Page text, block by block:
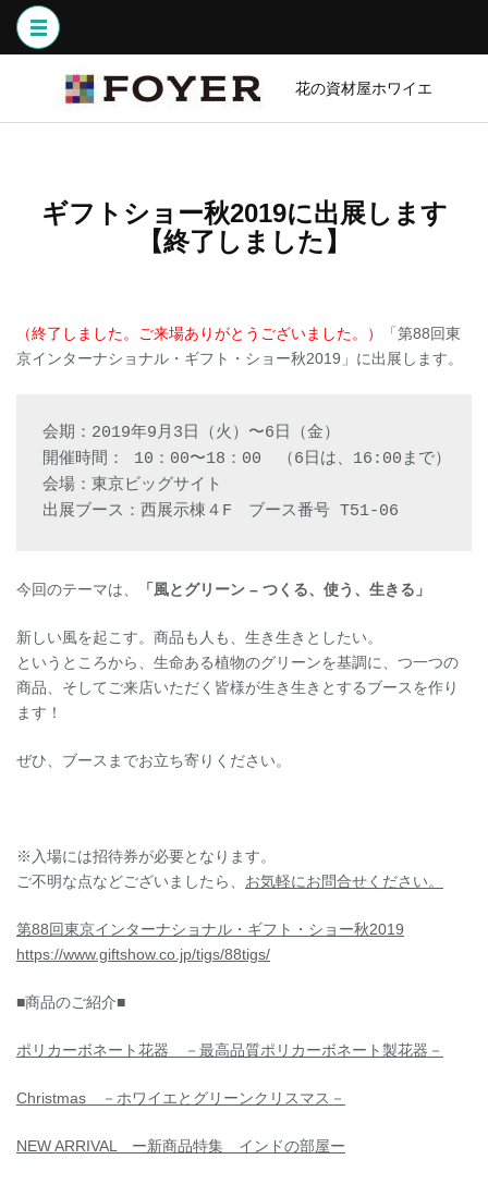
花の資材屋ホワイエ
ギフトショー秋2019に出展します
【終了しました】
（終了しました。ご来場ありがとうございました。）
「第88回東
京インターナショナル・ギフト・ショー秋2019」に出展します。
会期：2019年9月3日（火）〜6日（金）
開催時間： 10：00〜18：00　（6日は、16:00まで）
会場：東京ビッグサイト
出展ブース：西展示棟４F　ブース番号 T51-06
今回のテーマは、 「風とグリーン – つくる、使う、生きる」
新しい風を起こす。商品も人も、生き生きとしたい。
というところから、生命ある植物のグリーンを基調に、つ一つの
商品、そしてご来店いただく皆様が生き生きとするブースを作り
ます！
ぜひ、ブースまでお立ち寄りください。
※入場には招待券が必要となります。
ご不明な点などございましたら、 お気軽にお問合せください。
第88回東京インターナショナル・ギフト・ショー秋2019
https://www.giftshow.co.jp/tigs/88tigs/
■商品のご紹介■
ポリカーボネート花器 －最高品質ポリカーボネート製花器－
Christmas －ホワイエとグリーンクリスマス－
NEW ARRIVAL ー新商品特集 インドの部屋ー